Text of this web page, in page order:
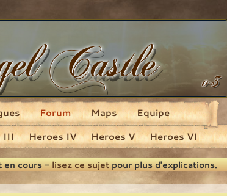
III Heroes IV Heroes V Heroes VI
Forum Maps Equipe
en cours -lisez ce sujetpour plus d'explications.